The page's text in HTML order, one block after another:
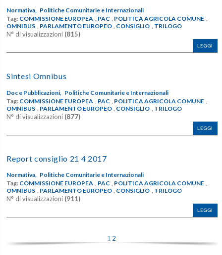
Normativa, Politiche Comunitarie e Internazionali
Tag: COMMISSIONE EUROPEA , PAC , POLITICA AGRICOLA COMUNE ,
OMNIBUS , PARLAMENTO EUROPEO , CONSIGLIO , TRILOGO
N° di visualizzazioni (815)
LEGGI
Sintesi Omnibus
Doc e Pubblicazioni,
Politiche Comunitarie e Internazionali
Tag: COMMISSIONE EUROPEA PAC POLITICA AGRICOLA COMUNE
OMNIBUS
PARLAMENTO EUROPEO CONSIGLIO TRILOGO
N° di visualizzazioni (877)
LEGGI
Report consiglio 21 4 2017
Normativa,
Politiche Comunitarie e Internazionali
Tag: COMMISSIONE EUROPEA PAC POLITICA AGRICOLA COMUNE
OMNIBUS
PARLAMENTO EUROPEO CONSIGLIO TRILOGO
N° di visualizzazioni (911)
LEGGI
1 2